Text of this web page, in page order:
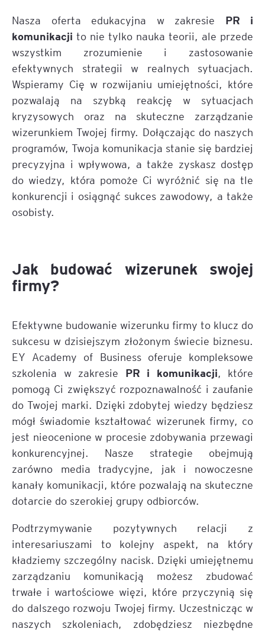
Nasza oferta edukacyjna w zakresie PR i
komunikacji to nie tylko nauka teorii, ale przede
wszystkim zrozumienie i zastosowanie
efektywnych strategii w realnych sytuacjach.
Wspieramy Cię w rozwijaniu umiejętności, które
pozwalają na szybką reakcję w sytuacjach
kryzysowych oraz na skuteczne zarządzanie
wizerunkiem Twojej firmy. Dołączając do naszych
programów, Twoja komunikacja stanie się bardziej
precyzyjna i wpływowa, a także zyskasz dostęp
do wiedzy, która pomoże Ci wyróżnić się na tle
konkurencji i osiągnąć sukces zawodowy, a także
osobisty.
Jak budować wizerunek swojej
firmy?
Efektywne budowanie wizerunku firmy to klucz do
sukcesu w dzisiejszym złożonym świecie biznesu.
EY Academy of Business oferuje kompleksowe
szkolenia w zakresie PR i komunikacji, które
pomogą Ci zwiększyć rozpoznawalność i zaufanie
do Twojej marki. Dzięki zdobytej wiedzy będziesz
mógł świadomie kształtować wizerunek firmy, co
jest nieocenione w procesie zdobywania przewagi
konkurencyjnej. Nasze strategie obejmują
zarówno media tradycyjne, jak i nowoczesne
kanały komunikacji, które pozwalają na skuteczne
dotarcie do szerokiej grupy odbiorców.
Podtrzymywanie pozytywnych relacji z
interesariuszami to kolejny aspekt, na który
kładziemy szczególny nacisk. Dzięki umiejętnemu
zarządzaniu komunikacją możesz zbudować
trwałe i wartościowe więzi, które przyczynią się
do dalszego rozwoju Twojej firmy. Uczestnicząc w
naszych szkoleniach, zdobędziesz niezbędne